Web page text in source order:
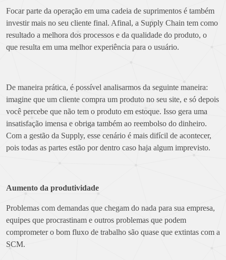
Focar parte da operação em uma cadeia de suprimentos é também
investir mais no seu cliente final. Afinal, a Supply Chain tem como
resultado a melhora dos processos e da qualidade do produto, o
que resulta em uma melhor experiência para o usuário.
De maneira prática, é possível analisarmos da seguinte maneira:
imagine que um cliente compra um produto no seu site, e só depois
você percebe que não tem o produto em estoque. Isso gera uma
insatisfação imensa e obriga também ao reembolso do dinheiro.
Com a gestão da Supply, esse cenário é mais difícil de acontecer,
pois todas as partes estão por dentro caso haja algum imprevisto.
Aumento da produtividade
Problemas com demandas que chegam do nada para sua empresa,
equipes que procrastinam e outros problemas que podem
comprometer o bom fluxo de trabalho são quase que extintas com a
SCM.